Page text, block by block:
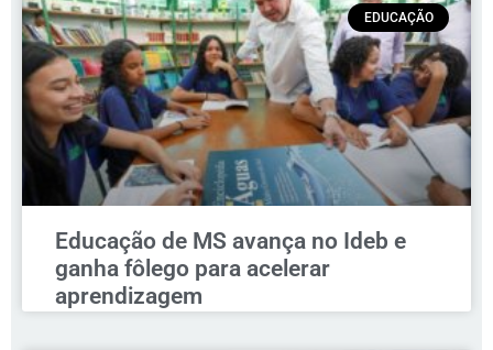
EDUCAÇÃO
Educação de MS avança no Ideb e
ganha fôlego para acelerar
aprendizagem